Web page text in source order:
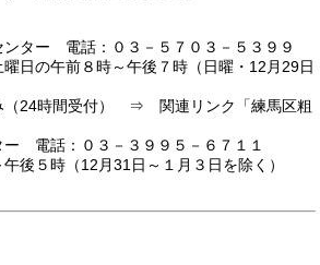
ンター 電話：０３－５７０３－５３９９
日の午前８時～午後７時（日曜・12月29日
（24時間受付） ⇒ 関連リンク「練馬区粗
ー 電話：０３－３９９５－６７１１
後５時（12月31日～１月３日を除く）